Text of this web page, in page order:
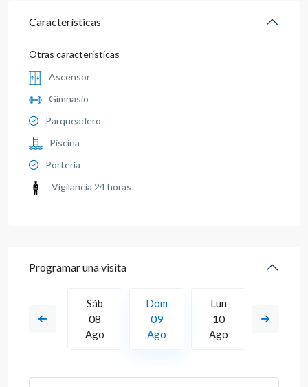
Características
Otras caracteristicas
Ascensor
Gimnasio
Parqueadero
Piscina
Portería
Vigilancia 24 horas
Programar una visita
17
Sáb
08
Ago
Dom
09
Ago
Lun
10
Ago